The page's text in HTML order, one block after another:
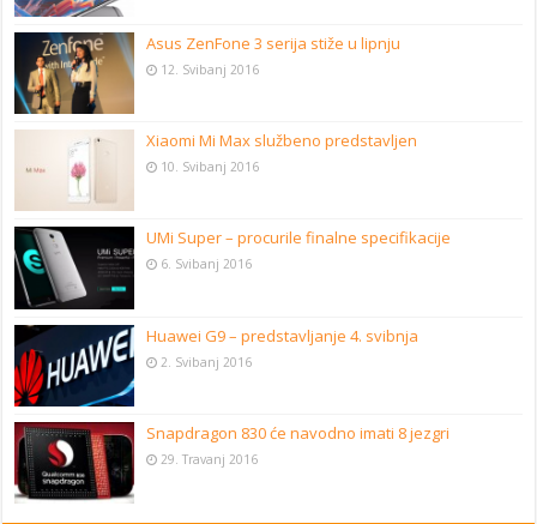
Asus ZenFone 3 serija stiže u lipnju
12. Svibanj 2016
Xiaomi Mi Max službeno predstavljen
10. Svibanj 2016
UMi Super – procurile finalne specifikacije
6. Svibanj 2016
Huawei G9 – predstavljanje 4. svibnja
2. Svibanj 2016
Snapdragon 830 će navodno imati 8 jezgri
29. Travanj 2016